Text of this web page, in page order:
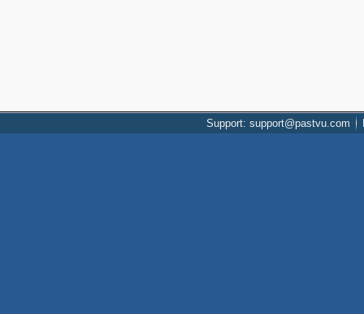
Support: support@pastvu.com